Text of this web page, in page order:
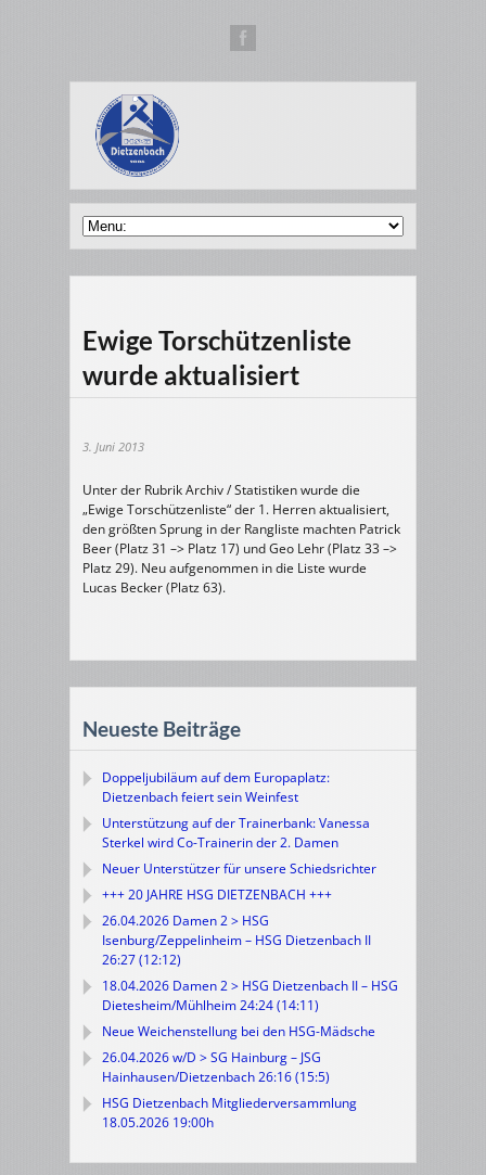
Ewige Torschützenliste
wurde aktualisiert
3. Juni 2013
Unter der Rubrik Archiv / Statistiken wurde die
„Ewige Torschützenliste“ der 1. Herren aktualisiert,
den größten Sprung in der Rangliste machten Patrick
Beer (Platz 31 –> Platz 17) und Geo Lehr (Platz 33 –>
Platz 29). Neu aufgenommen in die Liste wurde
Lucas Becker (Platz 63).
Neueste Beiträge
Doppeljubiläum auf dem Europaplatz:
Dietzenbach feiert sein Weinfest
Unterstützung auf der Trainerbank: Vanessa
Sterkel wird Co-Trainerin der 2. Damen
Neuer Unterstützer für unsere Schiedsrichter
+++ 20 JAHRE HSG DIETZENBACH +++
26.04.2026 Damen 2 > HSG
Isenburg/Zeppelinheim – HSG Dietzenbach II
26:27 (12:12)
18.04.2026 Damen 2 > HSG Dietzenbach II – HSG
Dietesheim/Mühlheim 24:24 (14:11)
Neue Weichenstellung bei den HSG-Mädsche
26.04.2026 w/D > SG Hainburg – JSG
Hainhausen/Dietzenbach 26:16 (15:5)
HSG Dietzenbach Mitgliederversammlung
18.05.2026 19:00h